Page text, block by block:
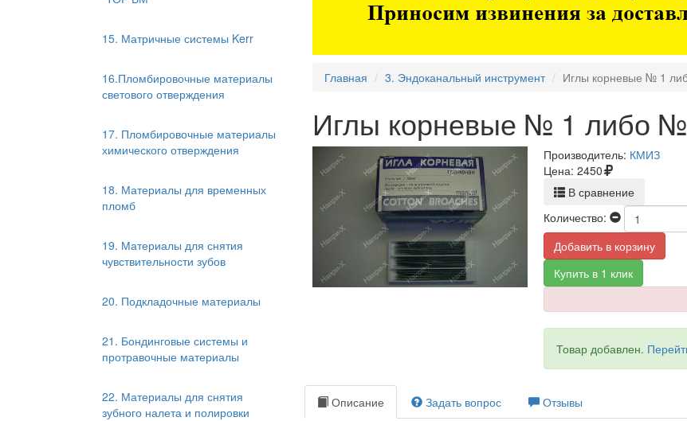
15. Матричные системы Kerr
16.Пломбировочные материалы
светового отверждения
17. Пломбировочные материалы
химического отверждения
18. Материалы для временных
пломб
19. Материалы для снятия
чувствительности зубов
20. Подкладочные материалы
21. Бондинговые системы и
протравочные материалы
22. Материалы для снятия
зубного налета и полировки
Главная 3. Эндоканальный инструмент Иглы корневые № 1
Иглы корневые № 1 либо
Производитель: КМИЗ
Цена: 2450
В сравнение
Количество:
Добавить в корзину
Купить в 1 клик
Товар добавлен.
Описание Задать вопрос Отзывы